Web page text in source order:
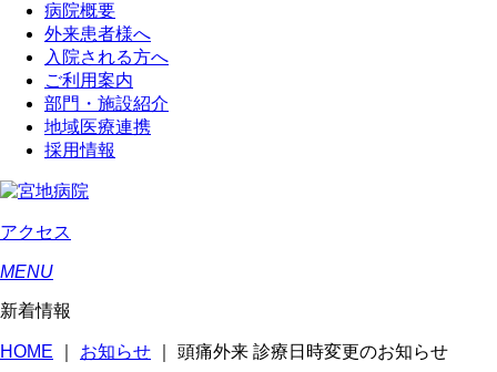
病院概要
外来患者様へ
入院される方へ
ご利用案内
部門・施設紹介
地域医療連携
採用情報
アクセス
MENU
新着情報
HOME お知らせ 頭痛外来 診療日時変更のお知らせ